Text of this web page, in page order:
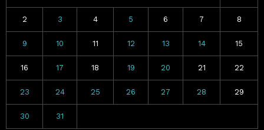
2 3 4 5 6 7 8
9 10 11 12 13 14 15
16 17 18 19 20 21 22
23 24 25 26 27 28 29
30 31